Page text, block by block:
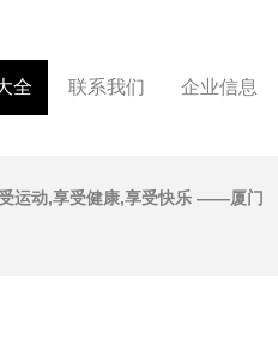
全 联系我们 企业信息
运动,享受健康,享受快乐 ——厦门